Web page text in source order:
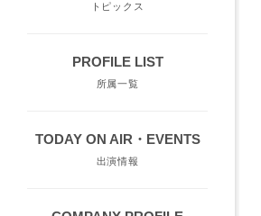
トピックス
PROFILE LIST
所属一覧
TODAY ON AIR・EVENTS
出演情報